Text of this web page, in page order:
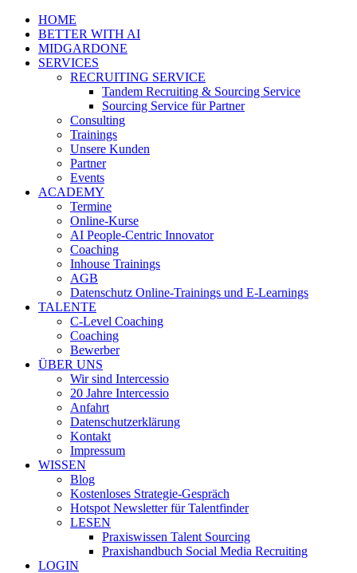
HOME
BETTER WITH AI
MIDGARDONE
SERVICES
RECRUITING SERVICE
Tandem Recruiting & Sourcing Service
Sourcing Service für Partner
Consulting
Trainings
Unsere Kunden
Partner
Events
ACADEMY
Termine
Online-Kurse
AI People-Centric Innovator
Coaching
Inhouse Trainings
AGB
Datenschutz Online-Trainings und E-Learnings
TALENTE
C-Level Coaching
Coaching
Bewerber
ÜBER UNS
Wir sind Intercessio
20 Jahre Intercessio
Anfahrt
Datenschutzerklärung
Kontakt
Impressum
WISSEN
Blog
Kostenloses Strategie-Gespräch
Hotspot Newsletter für Talentfinder
LESEN
Praxiswissen Talent Sourcing
Praxishandbuch Social Media Recruiting
LOGIN